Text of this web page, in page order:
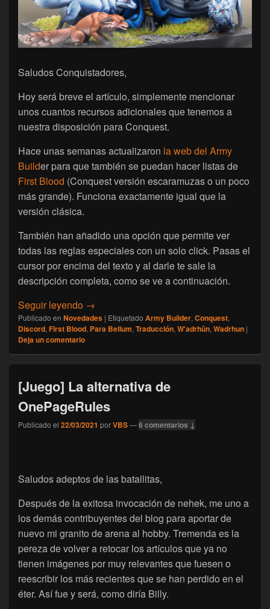
Saludos Conquistadores,
Hoy será breve el artículo, simplemente mencionar
unos cuantos recursos adicionales que tenemos a
nuestra disposición para Conquest.
Hace unas semanas actualizaron la web del Army
Builder para que también se puedan hacer listas de
First Blood (Conquest versión escaramuzas o un poco
más grande). Funciona exactamente igual que la
versión clásica.
También han añadido una opción que permite ver
todas las reglas especiales con un solo click. Pasas el
cursor por encima del texto y al darle te sale la
descripción completa, como se ve a continuación.
Seguir leyendo [Conquest] Más Recursos: Listas de
→
Publicado en Novedades | Etiquetado Army Builder, Conquest,
Discord, First Blood, Para Bellum, Traducción, W'adrhûn, Wadrhun |
Deja un comentario
[Juego] La alternativa de
OnePageRules
Publicado el 22/03/2021 porVBS—6 comentarios ↓
Saludos adeptos de las batallitas,
Después de la exitosa invocación de nehek, me uno a
los demás contribuyentes del blog para aportar de
nuevo mi granito de arena al hobby. Tremenda es la
pereza de volver a retocar los artículos que ya no
tienen imágenes por muy relevantes que fuesen o
reescribir los más recientes que se han perdido en el
éter. Así fue y será, como diría Billy.